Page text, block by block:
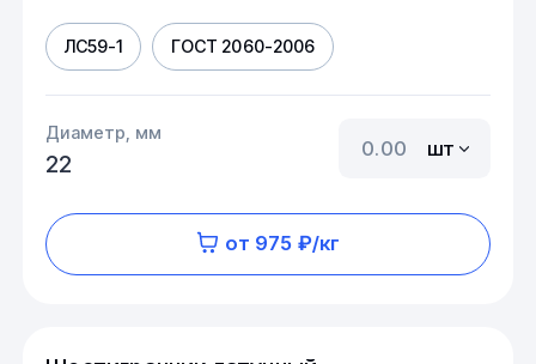
ЛС59-1 ГОСТ 2060-2006
Диаметр, мм
22
шт
от 975 ₽/кг